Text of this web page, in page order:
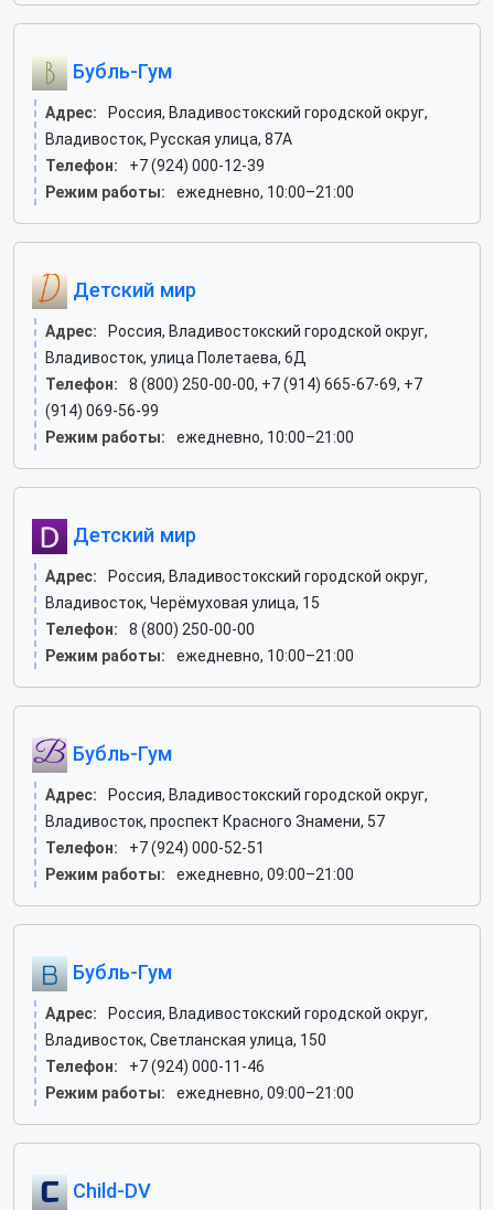
Бубль-Гум
Адрес:
Россия, Владивостокский городской округ,
Владивосток, Русская улица, 87А
Телефон:
+7 (924) 000-12-39
Режим работы:
ежедневно, 10:00–21:00
Детский мир
Адрес:
Россия, Владивостокский городской округ,
Владивосток, улица Полетаева, 6Д
Телефон:
8 (800) 250-00-00, +7 (914) 665-67-69, +7
(914) 069-56-99
Режим работы:
ежедневно, 10:00–21:00
Детский мир
Адрес:
Россия, Владивостокский городской округ,
Владивосток, Черёмуховая улица, 15
Телефон:
8 (800) 250-00-00
Режим работы:
ежедневно, 10:00–21:00
Бубль-Гум
Адрес:
Россия, Владивостокский городской округ,
Владивосток, проспект Красного Знамени, 57
Телефон:
+7 (924) 000-52-51
Режим работы:
ежедневно, 09:00–21:00
Бубль-Гум
Адрес:
Россия, Владивостокский городской округ,
Владивосток, Светланская улица, 150
Телефон:
+7 (924) 000-11-46
Режим работы:
ежедневно, 09:00–21:00
Child-DV